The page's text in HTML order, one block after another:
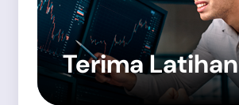
Terima Latihan